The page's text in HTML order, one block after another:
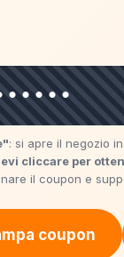
: si apre il negozio
cliccare per
il coupon e
coupon